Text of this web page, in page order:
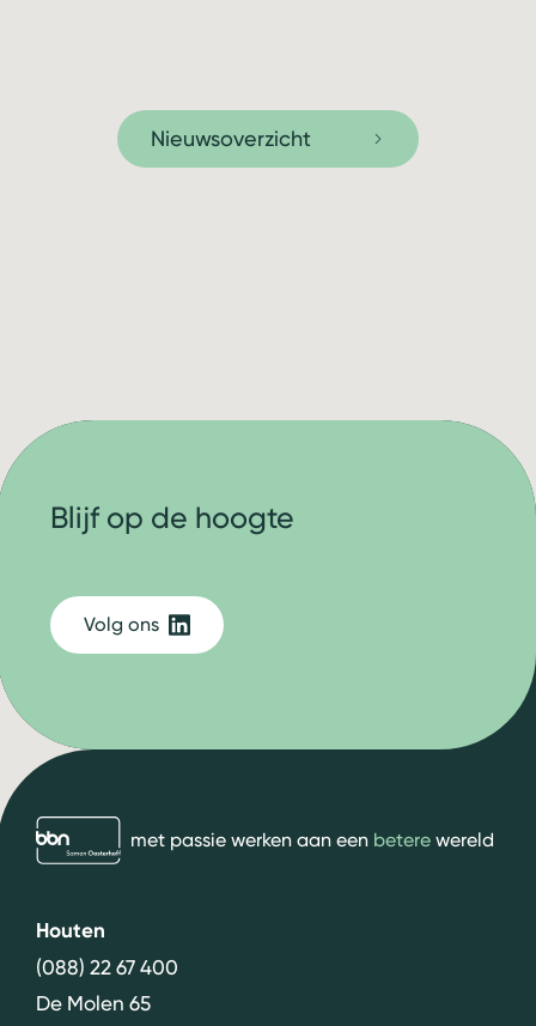
Nieuwsoverzicht
bbn adviseursmet passie werken aan een beterewereld
Houten
(088) 22 67 400
De Molen 65
Blijf op de hoogte
Volg ons